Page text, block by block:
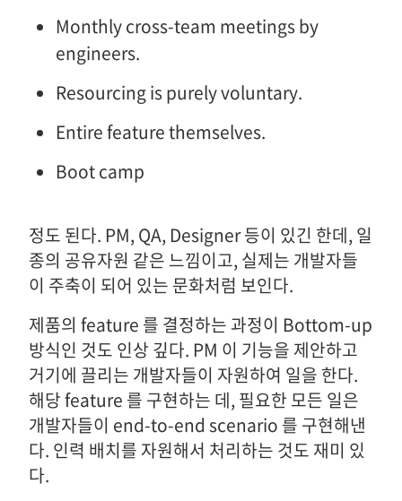
Monthly cross-team meetings by
engineers.
Resourcing is purely voluntary.
Entire feature themselves.
Boot camp
정도 된다. PM, QA, Designer 등이 있긴 한데, 일
종의 공유자원 같은 느낌이고, 실제는 개발자들
이 주축이 되어 있는 문화처럼 보인다.
제품의 feature 를 결정하는 과정이 Bottom-up
방식인 것도 인상 깊다. PM 이 기능을 제안하고
거기에 끌리는 개발자들이 자원하여 일을 한다.
해당 feature 를 구현하는 데, 필요한 모든 일은
개발자들이 end-to-end scenario 를 구현해낸
다. 인력 배치를 자원해서 처리하는 것도 재미 있
다.